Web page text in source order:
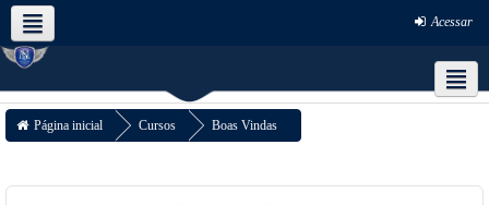
Acessar
Português - Brasil ‎(pt_br)‎
Apps para dispositivos móveis
Página inicial Cursos Boas Vindas